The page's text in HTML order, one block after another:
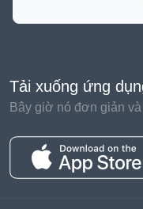
Tải xuống ứng
Bây giờ nó đơn giản